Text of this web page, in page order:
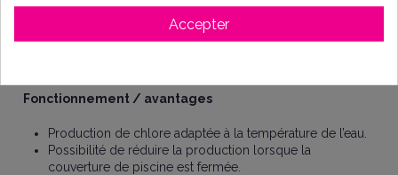
Type de cellule : installation en ligne sur la canalisation
Taux de sel recommandé : 2 à 4 g/L
Fonctionnement / avantages
Production de chlore adaptée à la température de l’eau.
Possibilité de réduire la production lorsque la
couverture de piscine est fermée.
Accepter